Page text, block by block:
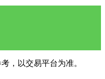
，以交易平台为准。